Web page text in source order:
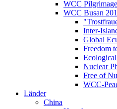
WCC
WCC Busan
Inter-
Global
Freedom
Nuclear
Free of
WCC-
Länder
China